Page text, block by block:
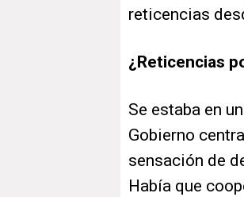
reticencias
¿Reticencias
Se estaba en
Gobierno
sensación de
Había que